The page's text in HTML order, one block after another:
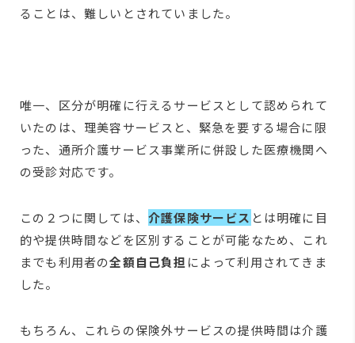
ることは、難しいとされていました。
唯一、区分が明確に行えるサービスとして認められて
いたのは、理美容サービスと、緊急を要する場合に限
った、通所介護サービス事業所に併設した医療機関へ
の受診対応です。
この２つに関しては、 介護保険サービス とは明確に目
的や提供時間などを区別することが可能なため、これ
までも利用者の全額自己負担 によって利用されてきま
した。
もちろん、これらの保険外サービスの提供時間は介護